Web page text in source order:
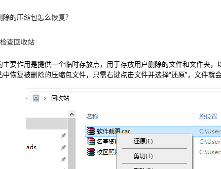
除的压缩包怎么恢复？
查回收站
主要作用是提供一个临时存放点，用于存放用户删除的文件和文件夹
中恢复被删除的压缩包文件，只需右键点击文件并选择“还原”，文件就